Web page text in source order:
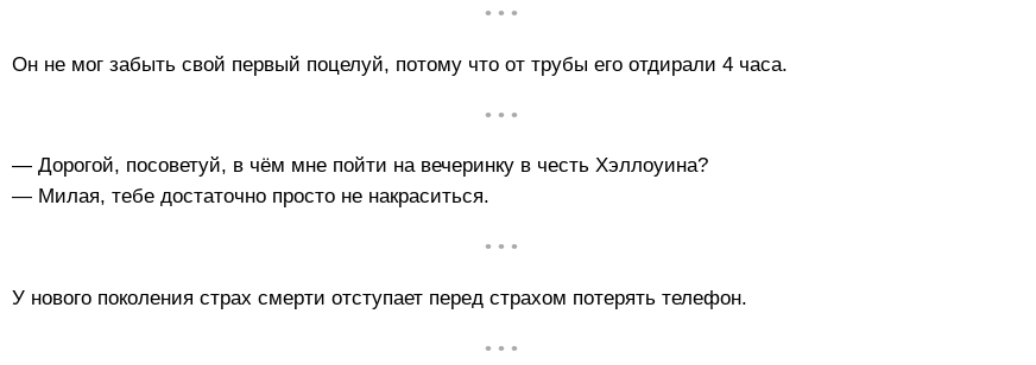
• • •
Он не мог забыть свой первый поцелуй, потому что от трубы его отдирали 4 часа.
• • •
— Дорогой, посоветуй, в чём мне пойти на вечеринку в честь Хэллоуина?
— Милая, тебе достаточно просто не накраситься.
• • •
У нового поколения страх смерти отступает перед страхом потерять телефон.
• • •